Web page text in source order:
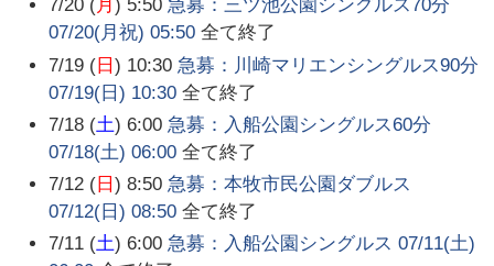
7/20 ( 月 ) 5:50 急募：三ツ池公園シングルス70分
07/20(月祝) 05:50 全て終了
7/19 ( 日) 10:30 急募：川崎マリエンシングルス90分
07/19(日) 10:30 全て終了
7/18 (土) 6:00 急募：入船公園シングルス60分
07/18(土) 06:00 全て終了
7/12 ( 日) 8:50 急募：本牧市民公園ダブルス
07/12(日) 08:50 全て終了
7/11 (土) 6:00 急募：入船公園シングルス 07/11(土)